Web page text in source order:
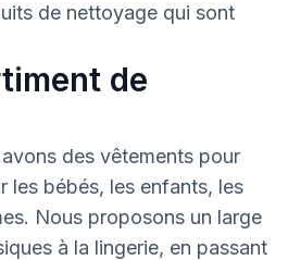
de nettoyage qui sont
de
des vêtements pour
les bébés, les enfants, les
Nous proposons un large
à la lingerie, en passant